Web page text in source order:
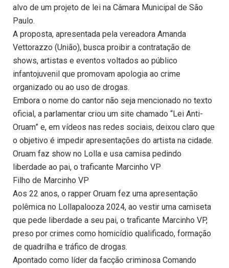
alvo de um projeto de lei na Câmara Municipal de São
Paulo.
A proposta, apresentada pela vereadora Amanda
Vettorazzo (União), busca proibir a contratação de
shows, artistas e eventos voltados ao público
infantojuvenil que promovam apologia ao crime
organizado ou ao uso de drogas.
Embora o nome do cantor não seja mencionado no texto
oficial, a parlamentar criou um site chamado “Lei Anti-
Oruam” e, em vídeos nas redes sociais, deixou claro que
o objetivo é impedir apresentações do artista na cidade.
Oruam faz show no Lolla e usa camisa pedindo
liberdade ao pai, o traficante Marcinho VP
Filho de Marcinho VP
Aos 22 anos, o rapper Oruam fez uma apresentação
polêmica no Lollapalooza 2024, ao vestir uma camiseta
que pede liberdade a seu pai, o traficante Marcinho VP,
preso por crimes como homicídio qualificado, formação
de quadrilha e tráfico de drogas.
Apontado como líder da facção criminosa Comando